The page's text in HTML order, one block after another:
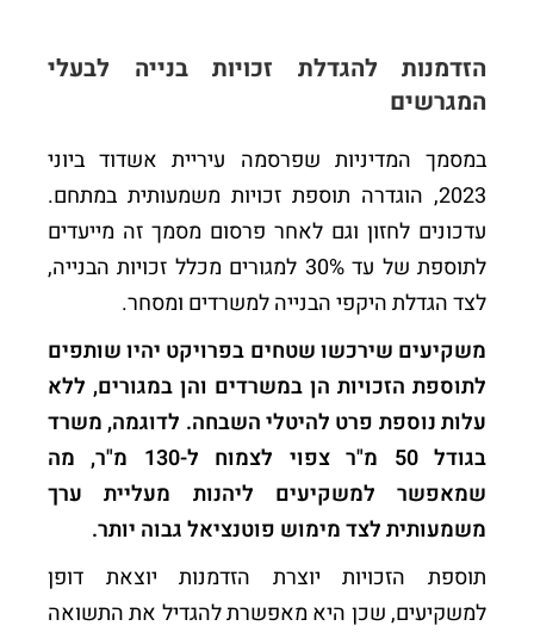
הזדמנות להגדלת זכויות בנייה לבעלי
המגרשים
במסמך המדיניות שפרסמה עיריית אשדוד ביוני
2023, הוגדרה תוספת זכויות משמעותית במתחם.
עדכונים לחזון וגם לאחר פרסום מסמך זה מייעדים
לתוספת של עד 30% למגורים מכלל זכויות הבנייה,
לצד הגדלת היקפי הבנייה למשרדים ומסחר.
משקיעים שירכשו שטחים בפרויקט יהיו שותפים
לתוספת הזכויות הן במשרדים והן במגורים, ללא
עלות נוספת פרט להיטלי השבחה. לדוגמה, משרד
בגודל 50 מ"ר צפוי לצמוח ל-130 מ"ר, מה
שמאפשר למשקיעים ליהנות מעליית ערך
משמעותית לצד מימוש פוטנציאל גבוה יותר.
תוספת הזכויות יוצרת הזדמנות יוצאת דופן
למשקיעים, שכן היא מאפשרת להגדיל את התשואה